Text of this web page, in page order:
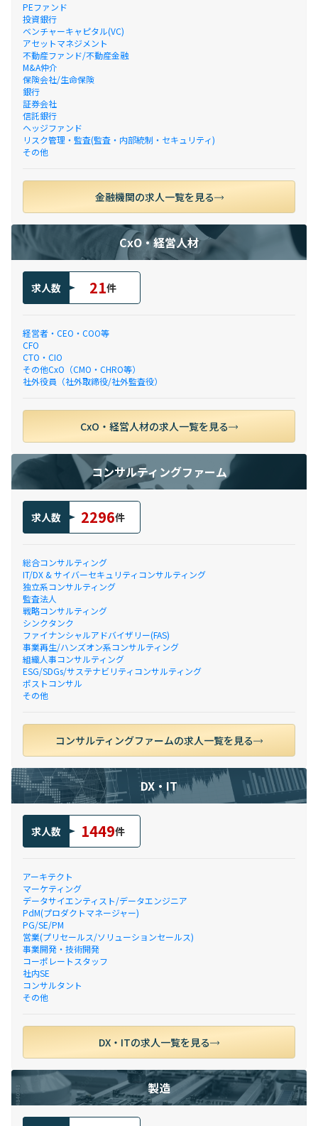
PEファンド
投資銀行
ベンチャーキャピタル(VC)
アセットマネジメント
不動産ファンド/不動産金融
M&A仲介
保険会社/生命保険
銀行
証券会社
信託銀行
ヘッジファンド
リスク管理・監査(監査・内部統制・セキュリティ)
その他
金融機関の求人一覧を見る
CxO・経営人材
求人数 21件
経営者・CEO・COO等
CFO
CTO・CIO
その他CxO（CMO・CHRO等）
社外役員（社外取締役/社外監査役）
CxO・経営人材の求人一覧を見る
コンサルティングファーム
求人数 2296件
総合コンサルティング
IT/DX & サイバーセキュリティコンサルティング
独立系コンサルティング
監査法人
戦略コンサルティング
シンクタンク
ファイナンシャルアドバイザリー(FAS)
事業再生/ハンズオン系コンサルティング
組織人事コンサルティング
ESG/SDGs/サステナビリティコンサルティング
ポストコンサル
その他
コンサルティングファームの求人一覧を見る
DX・IT
求人数 1449件
アーキテクト
マーケティング
データサイエンティスト/データエンジニア
PdM(プロダクトマネージャー)
PG/SE/PM
営業(プリセールス/ソリューションセールス)
事業開発・技術開発
コーポレートスタッフ
社内SE
コンサルタント
その他
DX・ITの求人一覧を見る
製造